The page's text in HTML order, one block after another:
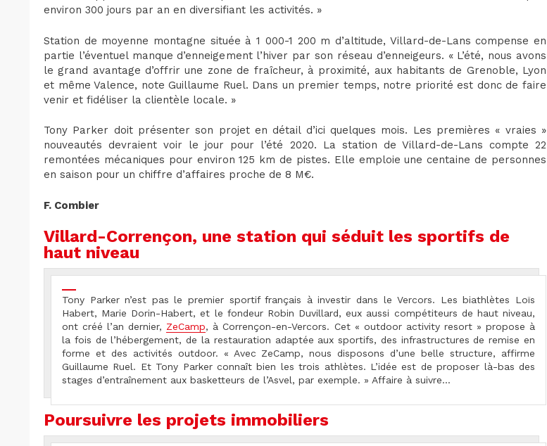
environ 300 jours par an en diversifiant les activités. »
Station de moyenne montagne située à 1 000-1 200 m d’altitude, Villard-de-Lans compense en
partie l’éventuel manque d’enneigement l’hiver par son réseau d’enneigeurs. « L’été, nous avons
le grand avantage d’offrir une zone de fraîcheur, à proximité, aux habitants de Grenoble, Lyon
et même Valence, note Guillaume Ruel. Dans un premier temps, notre priorité est donc de faire
venir et fidéliser la clientèle locale. »
Tony Parker doit présenter son projet en détail d’ici quelques mois. Les premières « vraies »
nouveautés devraient voir le jour pour l’été 2020. La station de Villard-de-Lans compte 22
remontées mécaniques pour environ 125 km de pistes. Elle emploie une centaine de personnes
en saison pour un chiffre d’affaires proche de 8 M€.
F. Combier
Villard-Corrençon, une station qui séduit les sportifs de
haut niveau
Tony Parker n’est pas le premier sportif français à investir dans le Vercors. Les biathlètes Loïs
Habert, Marie Dorin-Habert, et le fondeur Robin Duvillard, eux aussi compétiteurs de haut niveau,
ont créé l’an dernier, ZeCamp, à Corrençon-en-Vercors. Cet « outdoor activity resort » propose à
la fois de l’hébergement, de la restauration adaptée aux sportifs, des infrastructures de remise en
forme et des activités outdoor. « Avec ZeCamp, nous disposons d’une belle structure, affirme
Guillaume Ruel. Et Tony Parker connaît bien les trois athlètes. L’idée est de proposer là-bas des
stages d’entraînement aux basketteurs de l’Asvel, par exemple. » Affaire à suivre…
Poursuivre les projets immobiliers